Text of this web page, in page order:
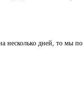
несколько дней, то мы по